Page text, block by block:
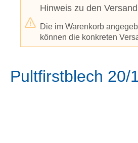
Hinweis zu den
Die im Warenkorb
können die konkreten
Pultfirstblech 20/